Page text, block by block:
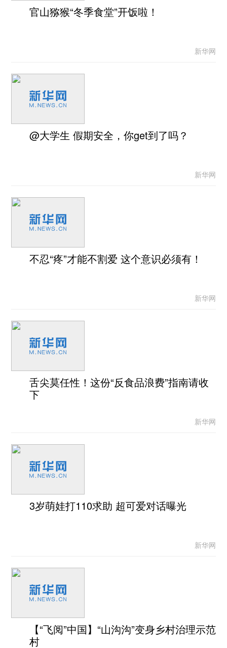
官山猕猴“冬季食堂”开饭啦！
新华网
@大学生 假期安全，你get到了吗？
新华网
不忍“疼”才能不割爱 这个意识必须有！
新华网
舌尖莫任性！这份“反食品浪费”指南请收
下
新华网
3岁萌娃打110求助 超可爱对话曝光
新华网
【“飞阅”中国】“山沟沟”变身乡村治理示范
村